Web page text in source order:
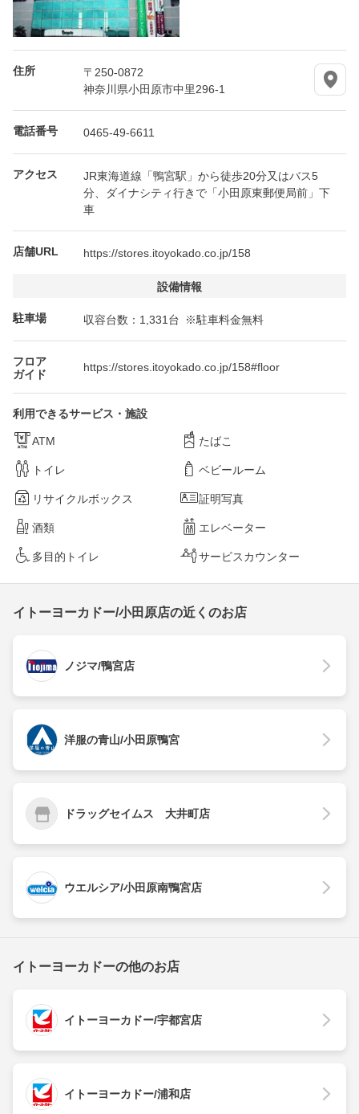
住所
〒250-0872
神奈川県小田原市中里296-1
電話番号 0465-49-6611
アクセス
JR東海道線「鴨宮駅」から徒歩20分又はバス5
分、ダイナシティ行きで「小田原東郵便局前」下
車
店舗URL https://stores.itoyokado.co.jp/158
設備情報
駐車場 収容台数：1,331台 ※駐車料金無料
フロア
ガイド
https://stores.itoyokado.co.jp/158#floor
利用できるサービス・施設
ATM たばこ
トイレ ベビールーム
リサイクルボックス 証明写真
酒類 エレベーター
多目的トイレ サービスカウンター
イトーヨーカドー/小田原店の近くのお店
ノジマ/鴨宮店
洋服の青山/小田原鴨宮
ドラッグセイムス 大井町店
ウエルシア/小田原南鴨宮店
イトーヨーカドーの他のお店
イトーヨーカドー/宇都宮店
イトーヨーカドー/浦和店